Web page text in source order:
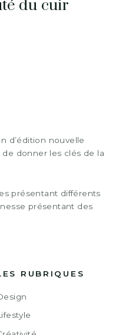
du cuir
d’édition nouvelle
donner les clés de la
présentant différents
présentant des
RUBRIQUES